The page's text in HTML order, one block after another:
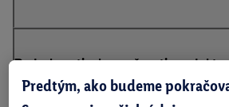
Podrobnosti o bezpečnosti produktu
Predtým, ako budeme